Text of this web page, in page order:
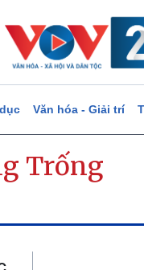
Văn hóa - Giải trí
Trống